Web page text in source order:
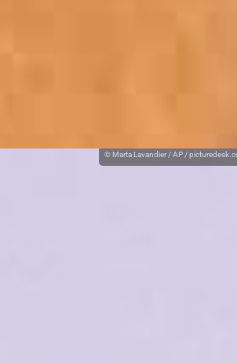
© Marta Lavandier / AP /